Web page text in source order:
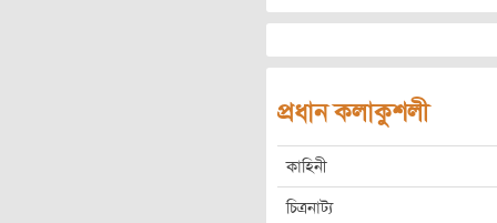
প্রধান কলাকুশলী
কাহিনী
চিত্রনাট্য